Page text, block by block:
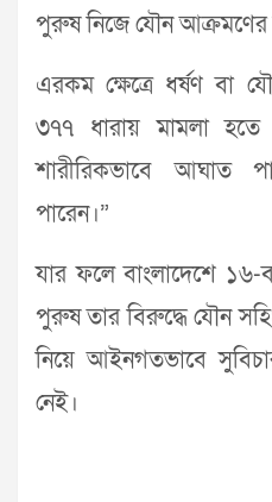
পুরুষ নিজে যৌন আক্রমণের
এরকম ক্ষেত্রে ধর্ষণ বা
৩৭৭ ধারায় মামলা
শারীরিকভাবে আঘাত
পারেন।”
যার ফলে বাংলাদেশে
পুরুষ তার বিরুদ্ধে যৌন
নিয়ে আইনগতভাবে
নেই।